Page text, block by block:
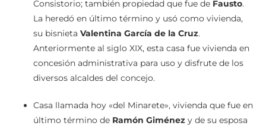
Consistorio; también propiedad que fue de Fausto.
La heredó en último término y usó como vivienda,
su bisnieta Valentina García de la Cruz.
Anteriormente al siglo XIX, esta casa fue vivienda en
concesión administrativa para uso y disfrute de los
diversos alcaldes del concejo.
Casa llamada hoy «del Minarete», vivienda que fue en
último término de Ramón Giménez y de su esposa